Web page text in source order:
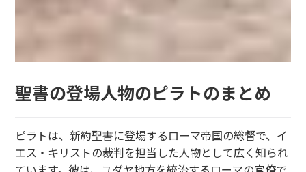
聖書の登場人物のピラトのまとめ
ピラトは、新約聖書に登場するローマ帝国の総督で、イ
エス・キリストの裁判を担当した人物として広く知られ